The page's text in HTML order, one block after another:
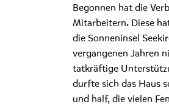
Begonnen hat die
Mitarbeitern. Diese
die Sonneninsel
vergangenen Jahren
tatkräftige
durfte sich das Haus
und half, die vielen